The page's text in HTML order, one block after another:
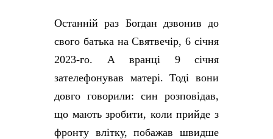
Останній раз Богдан дзвонив до
свого батька на Святвечір, 6 січня
2023-го. А вранці 9 січня
зателефонував матері. Тоді вони
довго говорили: син розповідав,
що мають зробити, коли прийде з
фронту влітку, побажав швидше